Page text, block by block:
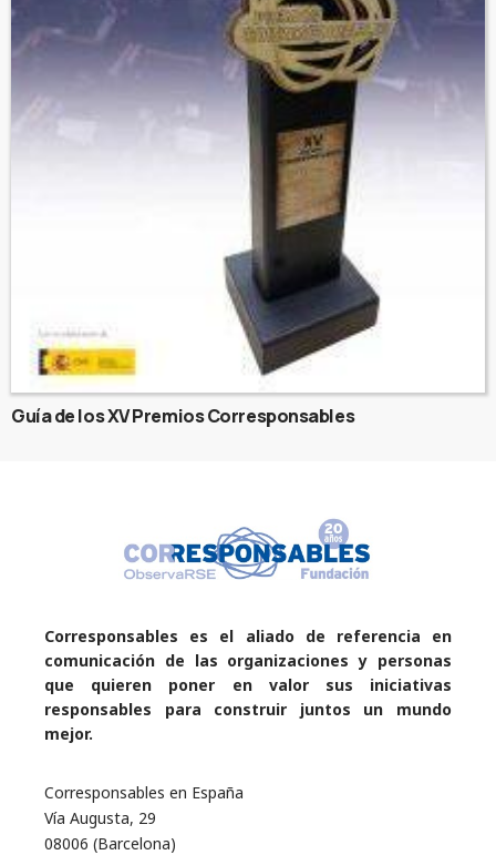
Guía de los XV Premios Corresponsables
Corresponsables es el aliado de referencia en
comunicación de las organizaciones y personas
que quieren poner en valor sus iniciativas
responsables para construir juntos un mundo
mejor.
Corresponsables en España
Vía Augusta, 29
08006 (Barcelona)